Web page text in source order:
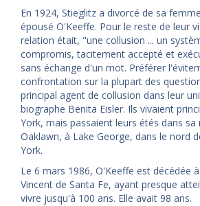
En 1924, Stieglitz a divorcé de sa
épousé O'Keeffe. Pour le reste de leur
relation était, "une collusion ... un
compromis, tacitement accepté et
sans échange d'un mot. Préférer
confrontation sur la plupart des
principal agent de collusion dans leur
biographe Benita Eisler. Ils vivaient
York, mais passaient leurs étés dans
Oaklawn, à Lake George, dans le nord
York.
Le 6 mars 1986, O'Keeffe est décédée
Vincent de Santa Fe, ayant presque
vivre jusqu'à 100 ans. Elle avait 98 ans.